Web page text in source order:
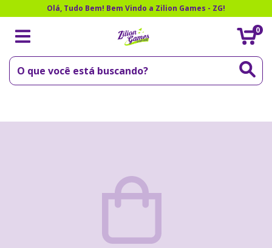
Olá, Tudo Bem! Bem Vindo a Zilion Games - ZG!
0